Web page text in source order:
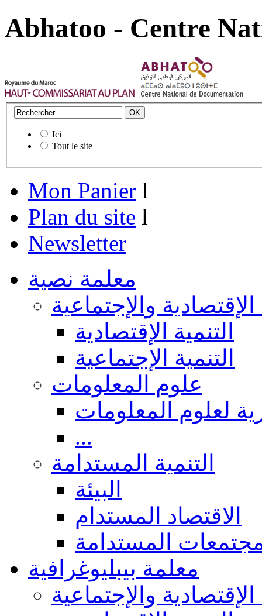
Abhatoo - Centre
Ici
Tout le site
Mon Panier l
Plan du site l
Newsletter
معلمة نصية
الإقتصادية والإجتماعية
التنمية الإقتصادية
التنمية الإجتماعية
علوم المعلومات
لعلوم المعلومات
...
التنمية المستدامة
البيئة
الاقتصاد المستدام
المستدامة
معلمة بيبليوغرافية
الإقتصادية والإجتماعية